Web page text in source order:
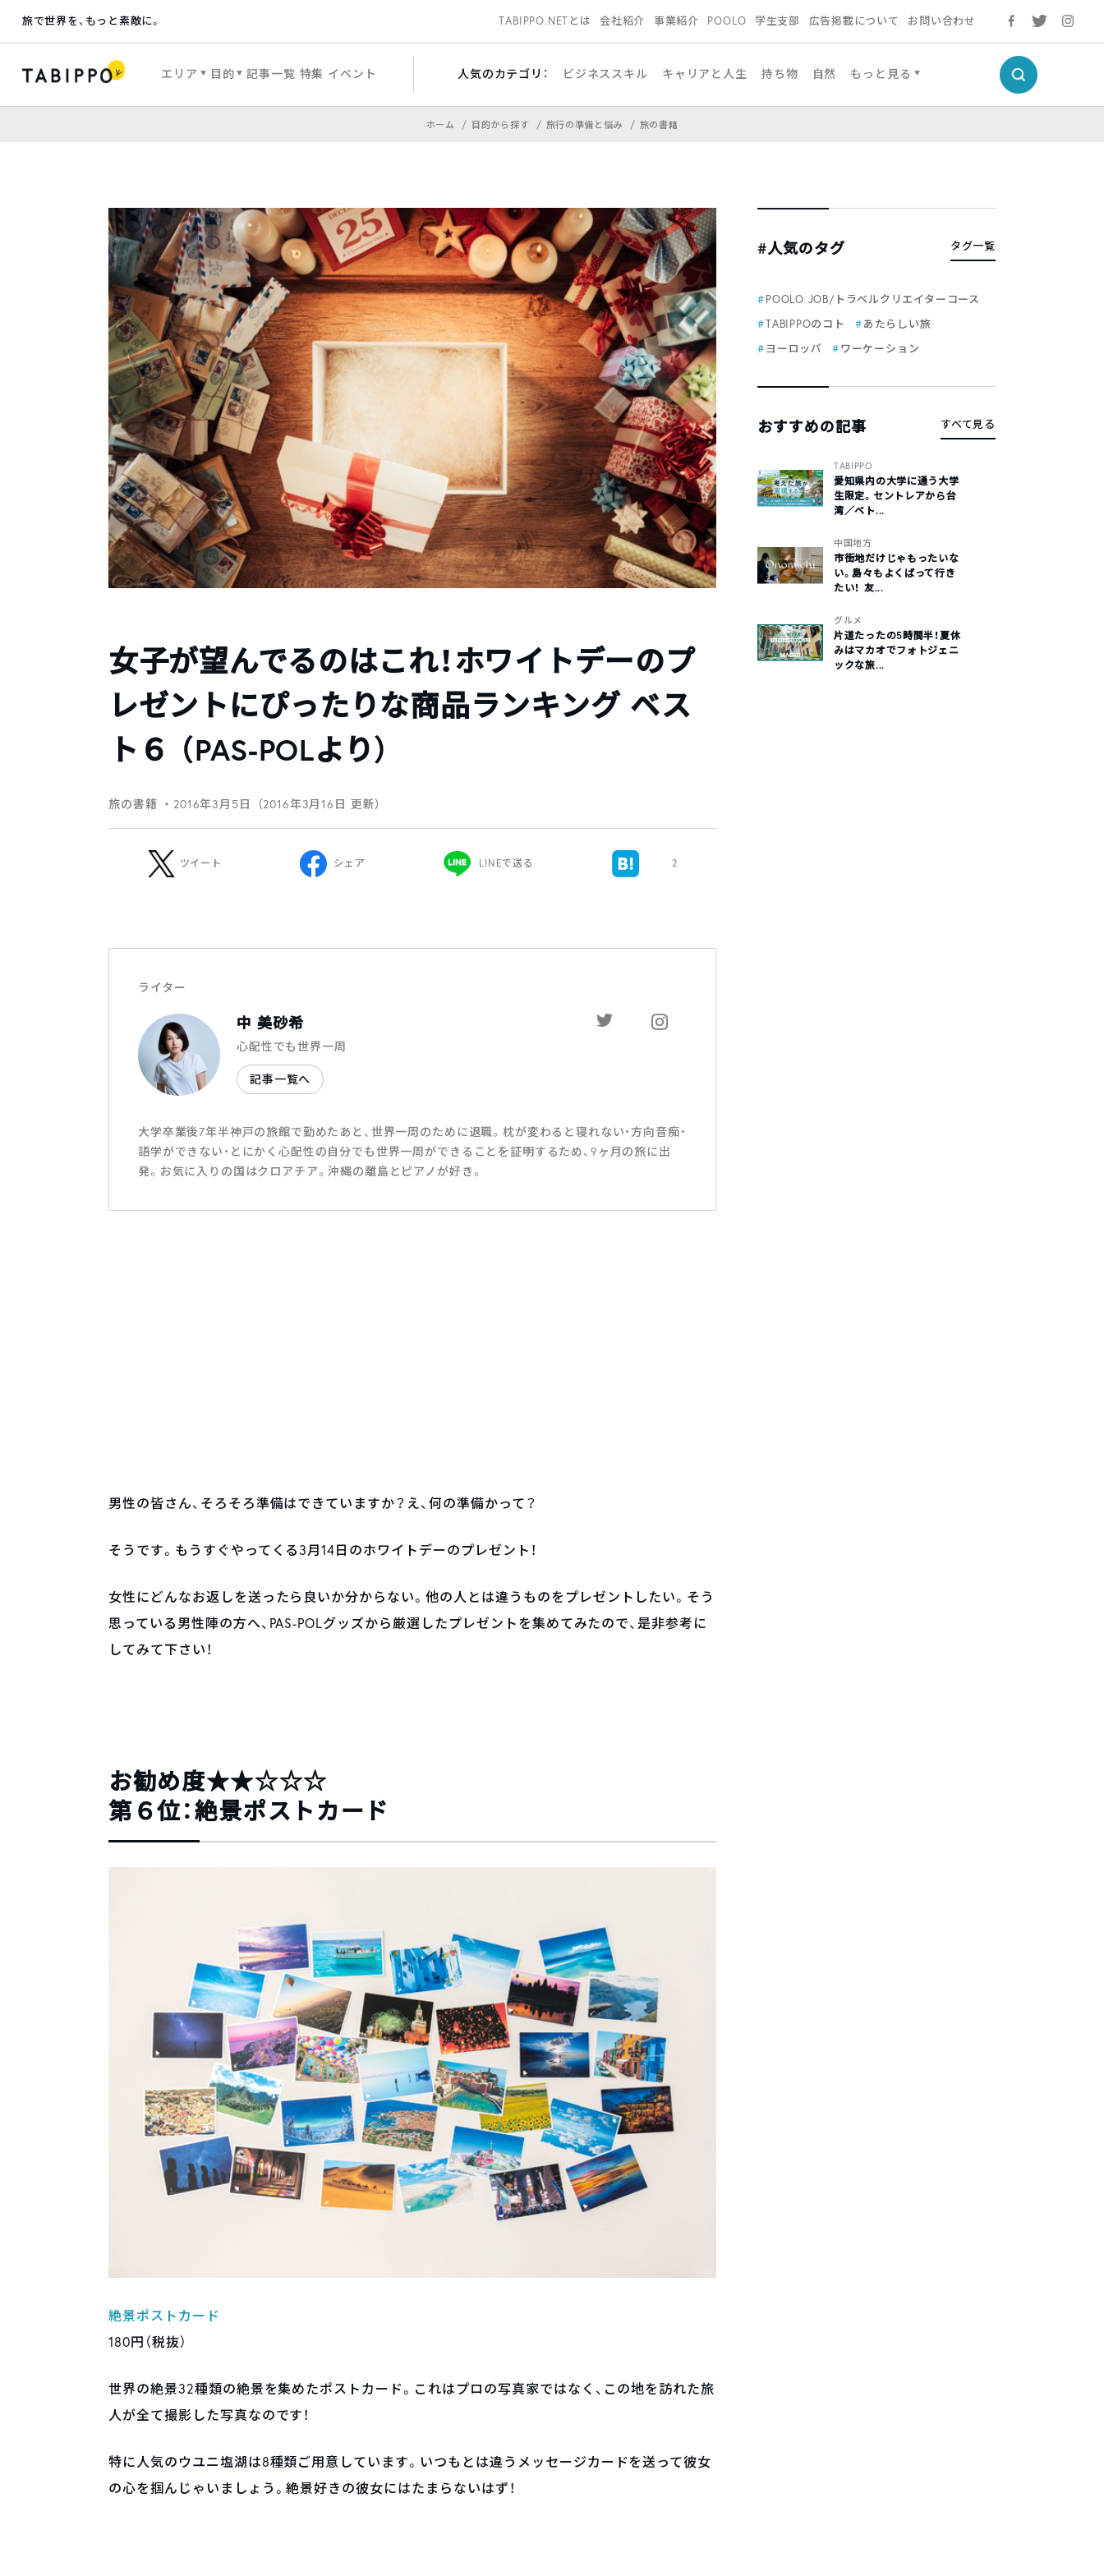
旅で世界を、もっと素敵に。 TABIPPO.NETとは 会社紹介 事業紹介 POOLO 学生支部 広告掲載について お問い合わせ
エリア 目的 記事一覧 特集 イベント 人気のカテゴリ： ビジネススキル キャリアと人生 持ち物 自然 もっと見る
ホーム 目的から探す 旅行の準備と悩み 旅の書籍
女子が望んでるのはこれ！ホワイトデーのプ
レゼントにぴったりな商品ランキング ベス
ト６ （PAS-POLより）
旅の書籍 ・2016年3月5日（2016年3月16日 更新）
ツイート シェア LINEで送る 2
ライター
中 美砂希
心配性でも世界一周
記事一覧へ
大学卒業後7年半神戸の旅館で勤めたあと、世界一周のために退職。枕が変わると寝れない・方向音痴・
語学ができない・とにかく心配性の自分でも世界一周ができることを証明するため、9ヶ月の旅に出
発。お気に入りの国はクロアチア。沖縄の離島とピアノが好き。
男性の皆さん、そろそろ準備はできていますか？え、何の準備かって？
そうです。もうすぐやってくる3月14日のホワイトデーのプレゼント！
女性にどんなお返しを送ったら良いか分からない。他の人とは違うものをプレゼントしたい。そう
思っている男性陣の方へ、PAS-POLグッズから厳選したプレゼントを集めてみたので、是非参考に
してみて下さい！
お勧め度★★☆☆☆
第６位：絶景ポストカード
絶景ポストカード
180円（税抜）
世界の絶景32種類の絶景を集めたポストカード。これはプロの写真家ではなく、この地を訪れた旅
人が全て撮影した写真なのです！
特に人気のウユニ塩湖は8種類ご用意しています。いつもとは違うメッセージカードを送って彼女
の心を掴んじゃいましょう。絶景好きの彼女にはたまらないはず！
#人気のタグ タグ一覧
POOLO JOB/トラベルクリエイターコース
TABIPPOのコト
あたらしい旅
ヨーロッパ
ワーケーション
おすすめの記事 すべて見る
TABIPPO
愛知県内の大学に通う大学
生限定。セントレアから台
湾／ベト...
中国地方
市街地だけじゃもったいな
い。島々もよくばって行き
たい！ 友...
グルメ
片道たったの5時間半！夏休
みはマカオでフォトジェニ
ックな旅...